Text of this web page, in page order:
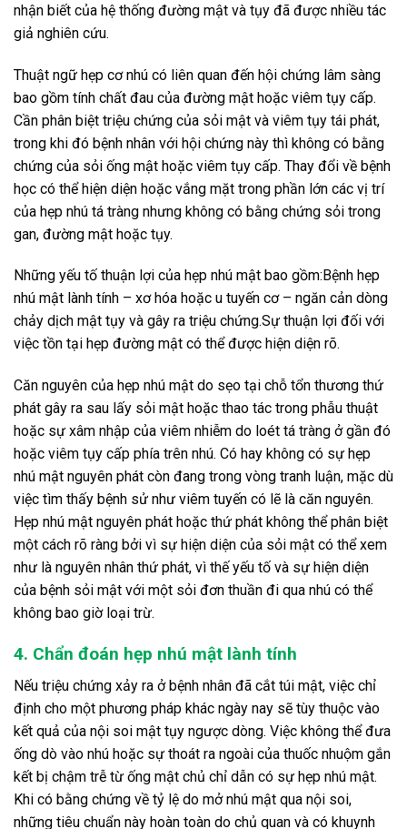
nhận biết của hệ thống đường mật và tụy đã được nhiều tác
giả nghiên cứu.
Thuật ngữ hẹp cơ nhú có liên quan đến hội chứng lâm sàng
bao gồm tính chất đau của đường mật hoặc viêm tụy cấp.
Cần phân biệt triệu chứng của sỏi mật và viêm tụy tái phát,
trong khi đó bệnh nhân với hội chứng này thì không có bằng
chứng của sỏi ống mật hoặc viêm tụy cấp. Thay đổi về bệnh
học có thể hiện diện hoặc vắng mặt trong phần lớn các vị trí
của hẹp nhú tá tràng nhưng không có bằng chứng sỏi trong
gan, đường mật hoặc tụy.
Những yếu tố thuận lợi của hẹp nhú mật bao gồm:Bệnh hẹp
nhú mật lành tính – xơ hóa hoặc u tuyến cơ – ngăn cản dòng
chảy dịch mật tụy và gây ra triệu chứng.Sự thuận lợi đối với
việc tồn tại hẹp đường mật có thể được hiện diện rõ.
Căn nguyên của hẹp nhú mật do sẹo tại chỗ tổn thương thứ
phát gây ra sau lấy sỏi mật hoặc thao tác trong phẫu thuật
hoặc sự xâm nhập của viêm nhiễm do loét tá tràng ở gần đó
hoặc viêm tụy cấp phía trên nhú. Có hay không có sự hẹp
nhú mật nguyên phát còn đang trong vòng tranh luận, mặc dù
việc tìm thấy bệnh sử như viêm tuyến có lẽ là căn nguyên.
Hẹp nhú mật nguyên phát hoặc thứ phát không thể phân biệt
một cách rõ ràng bởi vì sự hiện diện của sỏi mật có thể xem
như là nguyên nhân thứ phát, vì thế yếu tố và sự hiện diện
của bệnh sỏi mật với một sỏi đơn thuần đi qua nhú có thể
không bao giờ loại trừ.
4. Chẩn đoán hẹp nhú mật lành tính
Nếu triệu chứng xảy ra ở bệnh nhân đã cắt túi mật, việc chỉ
định cho một phương pháp khác ngày nay sẽ tùy thuộc vào
kết quả của nội soi mật tụy ngược dòng. Việc không thể đưa
ống dò vào nhú hoặc sự thoát ra ngoài của thuốc nhuộm gắn
kết bị chậm trễ từ ống mật chủ chỉ dẫn có sự hẹp nhú mật.
Khi có bằng chứng về tỷ lệ do mở nhú mật qua nội soi,
những tiêu chuẩn này hoàn toàn do chủ quan và có khuynh